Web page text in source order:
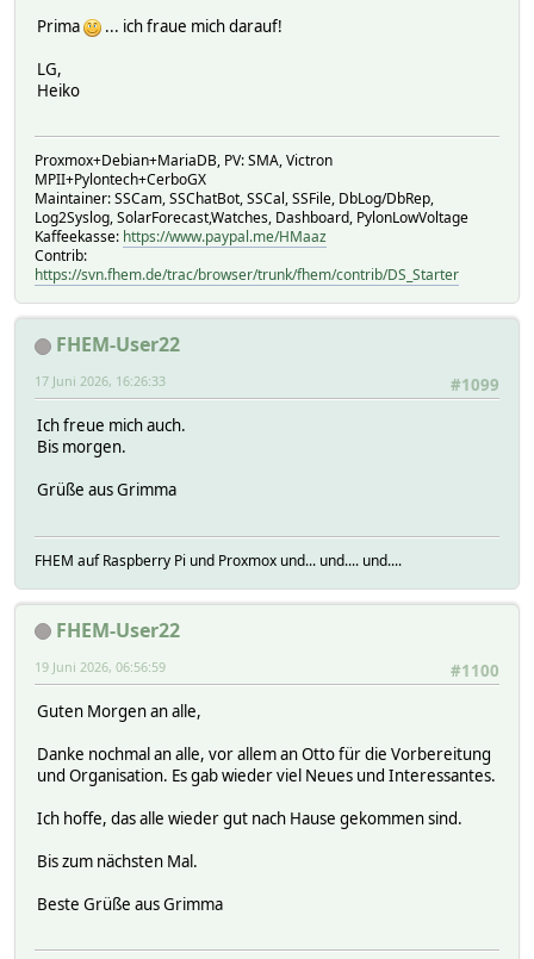
Prima
... ich fraue mich darauf!
LG,
Heiko
Proxmox+Debian+MariaDB, PV: SMA, Victron
MPII+Pylontech+CerboGX
Maintainer: SSCam, SSChatBot, SSCal, SSFile, DbLog/DbRep,
Log2Syslog, SolarForecast,Watches, Dashboard, PylonLowVoltage
Kaffeekasse: https://www.paypal.me/HMaaz
Contrib:
https://svn.fhem.de/trac/browser/trunk/fhem/contrib/DS_Starter
FHEM-User22
#1099
17 Juni 2026, 16:26:33
Ich freue mich auch.
Bis morgen.
Grüße aus Grimma
FHEM auf Raspberry Pi und Proxmox und... und.... und....
FHEM-User22
#1100
19 Juni 2026, 06:56:59
Guten Morgen an alle,
Danke nochmal an alle, vor allem an Otto für die Vorbereitung
und Organisation. Es gab wieder viel Neues und Interessantes.
Ich hoffe, das alle wieder gut nach Hause gekommen sind.
Bis zum nächsten Mal.
Beste Grüße aus Grimma